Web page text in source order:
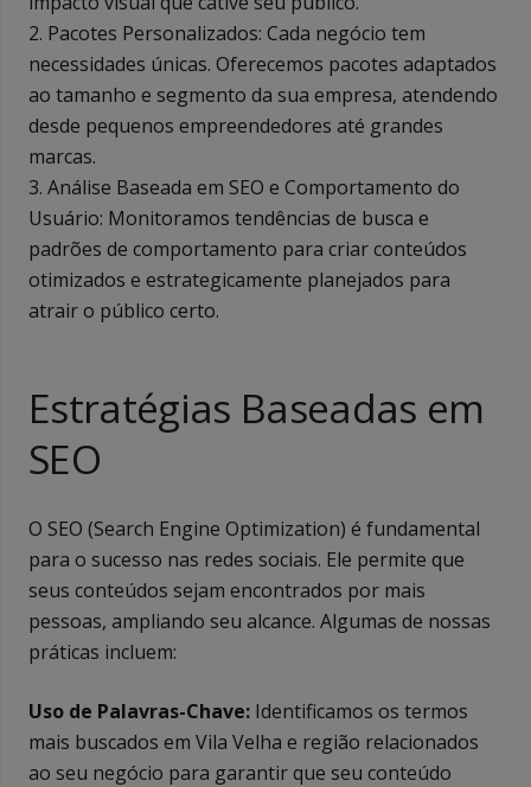
2. Pacotes Personalizados: Cada negócio tem
necessidades únicas. Oferecemos pacotes adaptados
ao tamanho e segmento da sua empresa, atendendo
desde pequenos empreendedores até grandes
marcas.
3. Análise Baseada em SEO e Comportamento do
Usuário: Monitoramos tendências de busca e
padrões de comportamento para criar conteúdos
otimizados e estrategicamente planejados para
atrair o público certo.
Estratégias Baseadas em
SEO
O SEO (Search Engine Optimization) é fundamental
para o sucesso nas redes sociais. Ele permite que
seus conteúdos sejam encontrados por mais
pessoas, ampliando seu alcance. Algumas de nossas
práticas incluem:
Uso de Palavras-Chave: Identificamos os termos
mais buscados em Vila Velha e região relacionados
ao seu negócio para garantir que seu conteúdo